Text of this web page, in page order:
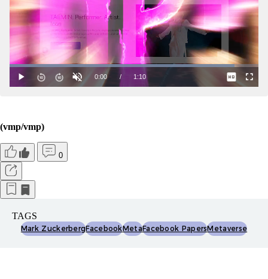
(vmp/vmp)
0
TAGS
Mark ZuckerbergFacebookMetaFacebook PapersMetaverse